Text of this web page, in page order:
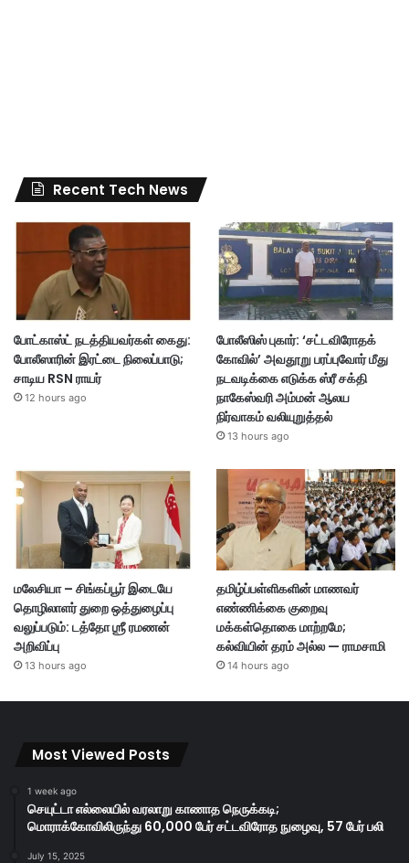
Recent Tech News
போட்காஸ்ட் நடத்தியவர்கள் கைது:
போலீஸாரின் இரட்டை நிலைப்பாடு;
சாடிய RSN ராயர்
12 hours ago
போலீஸிஸ் புகார்: ‘சட்டவிரோதக்
கோவில்’ அவதூறு பரப்புவோர் மீது
நடவடிக்கை எடுக்க ஸ்ரீ சக்தி
நாகேஸ்வரி அம்மன் ஆலய
நிர்வாகம் வலியுறுத்தல்
13 hours ago
மலேசியா – சிங்கப்பூர் இடையே
தொழிலாளர் துறை ஒத்துழைப்பு
வலுப்படும்: டத்தோ ஶ்ரீ ரமணன்
அறிவிப்பு
13 hours ago
தமிழ்ப்பள்ளிகளின் மாணவர்
எண்ணிக்கை குறைவு
மக்கள்தொகை மாற்றமே;
கல்வியின் தரம் அல்ல — ராமசாமி
14 hours ago
Most Viewed Posts
1 week ago
செயுட்டா எல்லையில் வரலாறு காணாத நெருக்கடி;
மொராக்கோவிலிருந்து 60,000 பேர் சட்டவிரோத நுழைவு, 57 பேர் பலி
July 15, 2025